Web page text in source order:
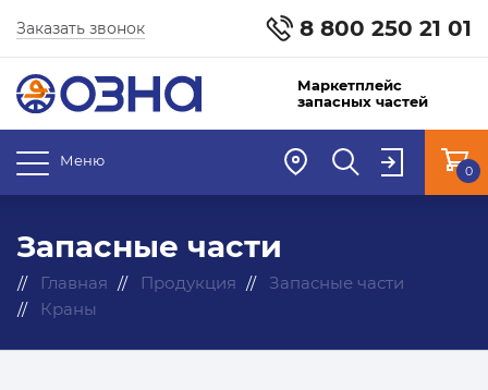
8 800 250 21 01
Заказать звонок
Маркетплейс
запасных частей
Меню
0
Запасные части
Главная Продукция
Запасные части
Краны